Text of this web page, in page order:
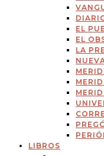
EL
EL
LA
LIBROS